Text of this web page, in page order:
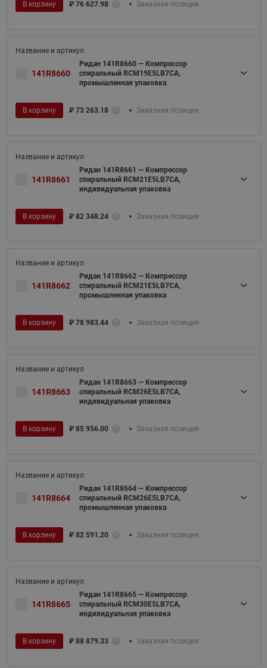
В корзину ₽ 76 627.98 Заказная позиция
141R8660
Ридан 141R8660 — Компрессор
спиральный RCM19E5LB7CA,
промышленная упаковка
В корзину ₽ 73 263.18 Заказная позиция
141R8661
Ридан 141R8661 — Компрессор
спиральный RCM21E5LB7CA,
индивидуальная упаковка
В корзину ₽ 82 348.24 Заказная позиция
141R8662
Ридан 141R8662 — Компрессор
спиральный RCM21E5LB7CA,
промышленная упаковка
В корзину ₽ 78 983.44 Заказная позиция
141R8663
Ридан 141R8663 — Компрессор
спиральный RCM26E5LB7CA,
индивидуальная упаковка
В корзину ₽ 85 956.00 Заказная позиция
141R8664
Ридан 141R8664 — Компрессор
спиральный RCM26E5LB7CA,
промышленная упаковка
В корзину ₽ 82 591.20 Заказная позиция
141R8665
Ридан 141R8665 — Компрессор
спиральный RCM30E5LB7CA,
индивидуальная упаковка
В корзину ₽ 88 879.33 Заказная позиция